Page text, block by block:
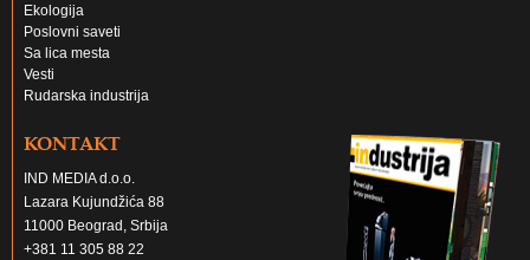
Ekologija
Poslovni saveti
Sa lica mesta
Vesti
Rudarska industrija
KONTAKT
IND MEDIA d.o.o.
Lazara Kujundžića 88
11000 Beograd, Srbija
+381 11 305 88 22